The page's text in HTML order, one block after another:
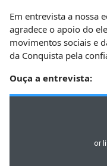
Em entrevista a nossa
agradece o apoio do
movimentos sociais e
da Conquista pela
Ouça a entrevista: